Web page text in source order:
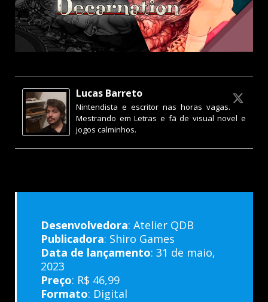
Lucas Barreto
Nintendista e escritor nas horas vagas.
Mestrando em Letras e fã de visual novel e
jogos calminhos.
Desenvolvedora: Atelier QDB
Publicadora: Shiro Games
Data de lançamento: 31 de maio,
2023
Preço: R$ 46,99
Formato: Digital